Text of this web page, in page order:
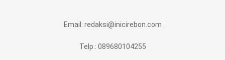
Email: redaksi@inicirebon.com
Telp.: 089680104255